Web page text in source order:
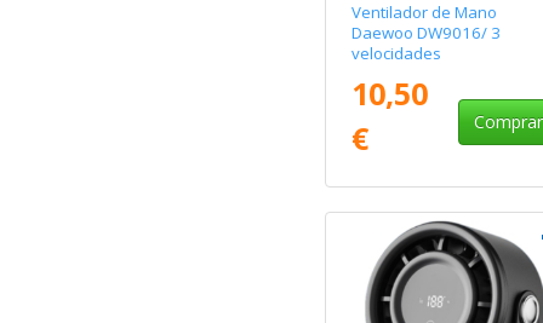
Ventilador de Mano
Daewoo DW9016/ 3
velocidades
10,50
€
Comprar